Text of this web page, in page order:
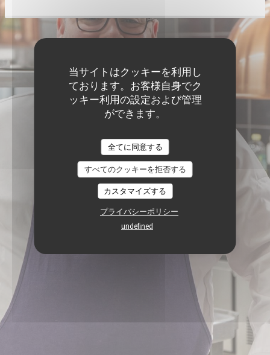
当サイトはクッキーを利用し
ております。お客様自身でク
ッキー利用の設定および管理
ができます。
全てに同意する
すべてのクッキーを拒否する
カスタマイズする
プライバシーポリシー
undefined
© 2026 QUAI OUEST — このレストランウェブサイトの作成者 ZENCHEF((新しい
免責
((新しいウィンドウで開きます))
アクセシビリティ
((新しいウィ